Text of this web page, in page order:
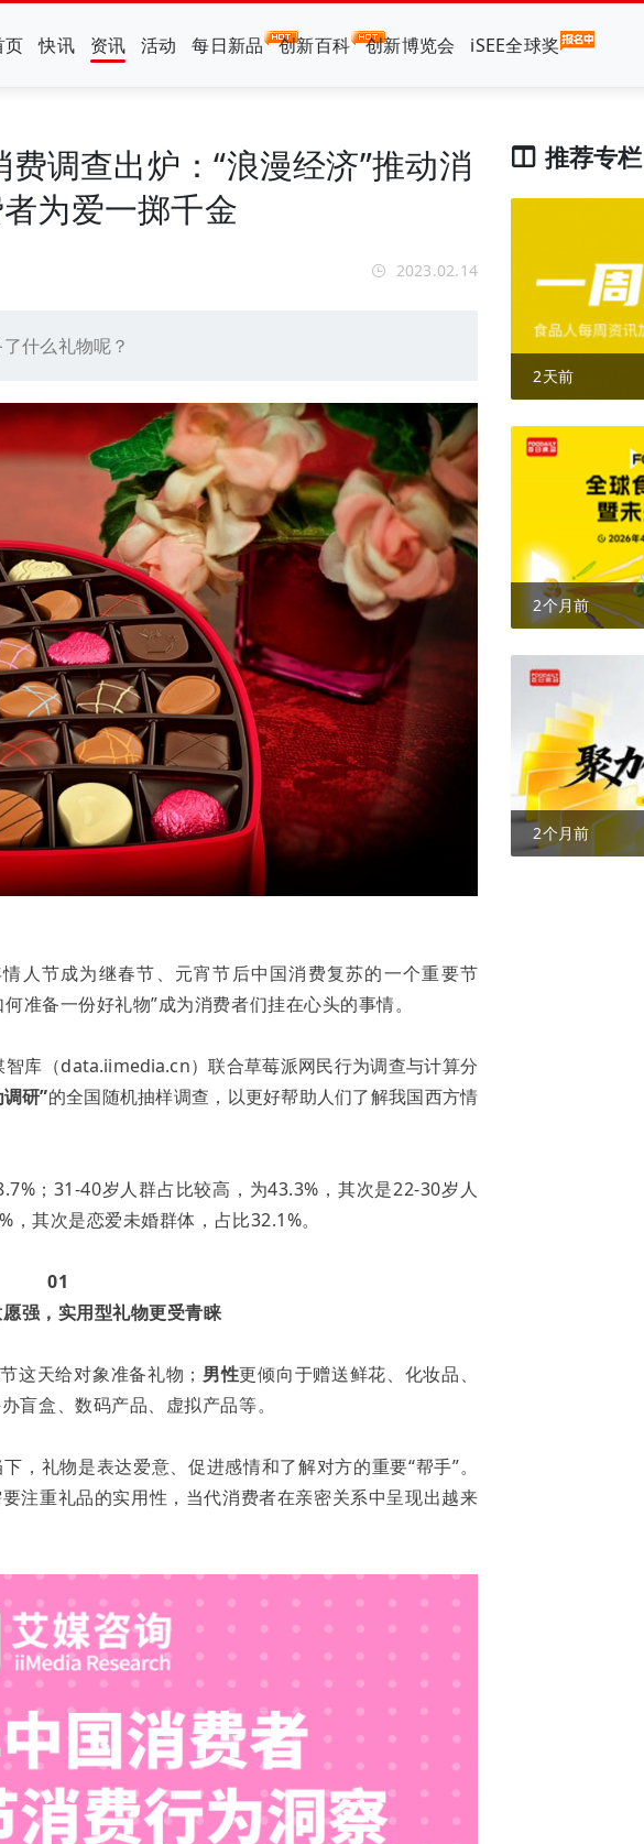
页 快讯 资讯 活动 每日新品 创新百科 创新博览会 iSEE全球奖
调查出炉：“浪漫经济”推动消
为爱一掷千金
2023.02.14
什么礼物呢？
人节成为继春节、元宵节后中国消费复苏的一个重要节
准备一份好礼物”成为消费者们挂在心头的事情。
智库 （data.iimedia.cn）联合草莓派网民行为调查与计算分
研”的全国随机抽样调查，以更好帮助人们了解我国西方情
；31-40岁人群占比较高，为43.3%，其次是22-30岁人
其次是恋爱未婚群体，占比32.1%。
01
强，实用型礼物更受青睐
这天给对象准备礼物； 男性更倾向于赠送鲜花、化妆品、
盲盒、数码产品、虚拟产品等。
，礼物是表达爱意、促进感情和了解对方的重要“帮手”。
注重礼品的实用性，当代消费者在亲密关系中呈现出越来
推荐专栏
2天前
2个月前
2个月前